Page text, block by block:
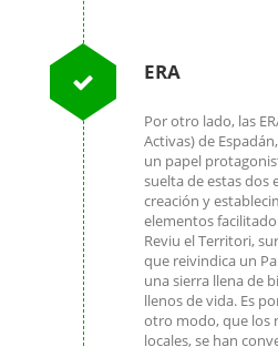
ERA
Por otro lado, las
Activas) de
un papel
suelta de estas dos
creación y
elementos
Reviu el Territori,
que reivindica un
una sierra llena de
llenos de vida. Es
otro modo, que los
locales, se han